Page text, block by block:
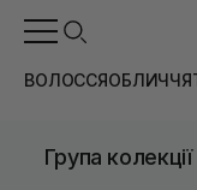
ВОЛОССЯОБЛИЧЧЯ
Група